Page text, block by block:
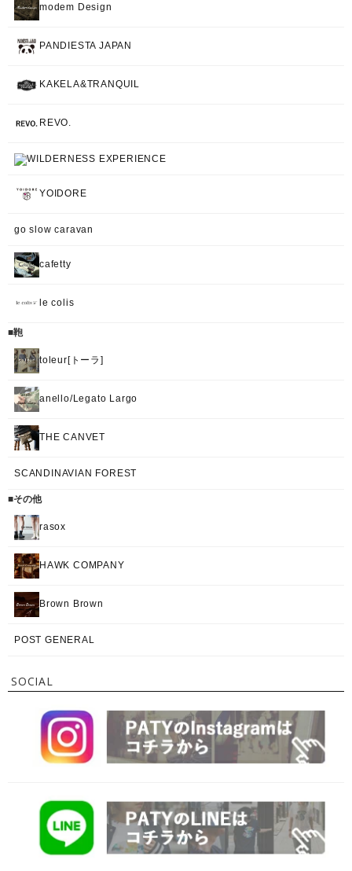
modem Design
PANDIESTA JAPAN
KAKELA&TRANQUIL
REVO.
WILDERNESS EXPERIENCE
YOIDORE
go slow caravan
cafetty
le colis
■鞄
toleur[トーラ]
anello/Legato Largo
THE CANVET
SCANDINAVIAN FOREST
■その他
rasox
HAWK COMPANY
Brown Brown
POST GENERAL
SOCIAL